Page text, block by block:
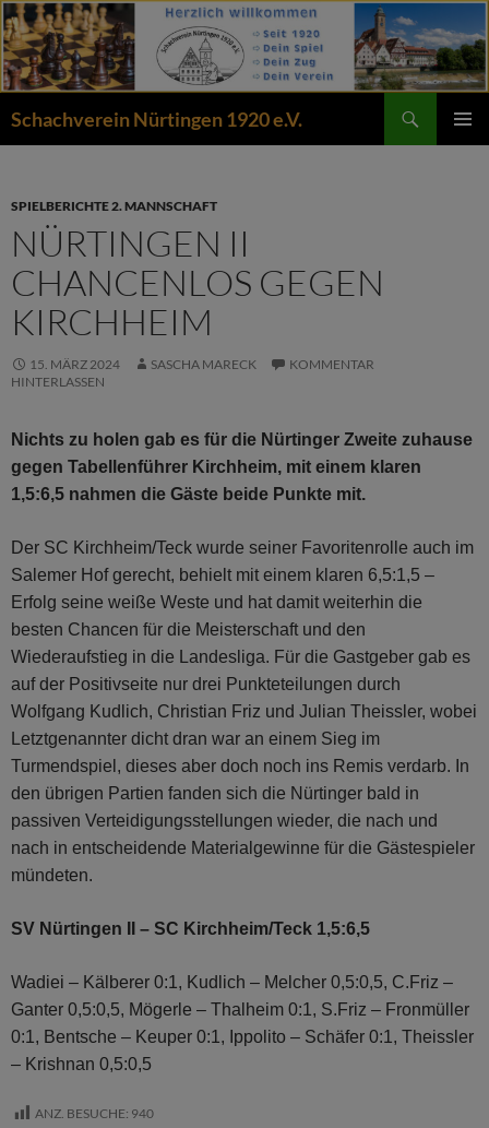
Zum
Inhalt
springen
Schachverein Nürtingen 1920 e.V.
SPIELBERICHTE 2. MANNSCHAFT
NÜRTINGEN II
CHANCENLOS GEGEN
KIRCHHEIM
15. MÄRZ 2024 SASCHA MARECK
KOMMENTAR
HINTERLASSEN
Nichts zu holen gab es für die Nürtinger Zweite zuhause
gegen Tabellenführer Kirchheim, mit einem klaren
1,5:6,5 nahmen die Gäste beide Punkte mit.
Der SC Kirchheim/Teck wurde seiner Favoritenrolle auch im
Salemer Hof gerecht, behielt mit einem klaren 6,5:1,5 –
Erfolg seine weiße Weste und hat damit weiterhin die
besten Chancen für die Meisterschaft und den
Wiederaufstieg in die Landesliga. Für die Gastgeber gab es
auf der Positivseite nur drei Punkteteilungen durch
Wolfgang Kudlich, Christian Friz und Julian Theissler, wobei
Letztgenannter dicht dran war an einem Sieg im
Turmendspiel, dieses aber doch noch ins Remis verdarb. In
den übrigen Partien fanden sich die Nürtinger bald in
passiven Verteidigungs­stellungen wieder, die nach und
nach in entscheidende Materialgewinne für die Gästespieler
mündeten.
SV Nürtingen II – SC Kirchheim/Teck 1,5:6,5
Wadiei – Kälberer 0:1, Kudlich – Melcher 0,5:0,5, C.Friz –
Ganter 0,5:0,5, Mögerle – Thalheim 0:1, S.Friz – Fronmüller
0:1, Bentsche – Keuper 0:1, Ippolito – Schäfer 0:1, Theissler
– Krishnan 0,5:0,5
ANZ. BESUCHE: 940